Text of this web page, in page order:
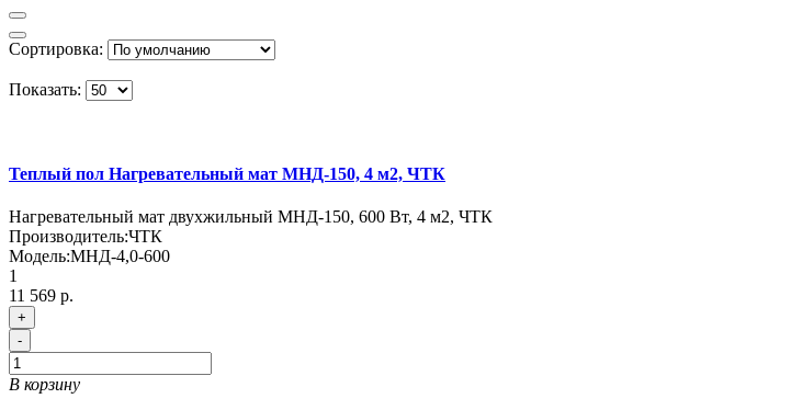
Сортировка:
Показать:
Теплый пол Нагревательный мат МНД-150, 4 м2, ЧТК
Нагревательный мат двухжильный МНД-150, 600 Вт, 4 м2, ЧТК
Производитель:ЧТК
Модель:МНД-4,0-600
1
11 569 р.
+
-
В корзину